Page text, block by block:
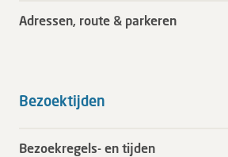
Adressen, route & parkeren
Bezoektijden
Bezoekregels- en tijden